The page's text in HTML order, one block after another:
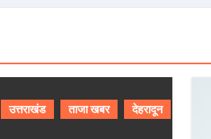
उत्तराखंड ताजा खबर देहरादून